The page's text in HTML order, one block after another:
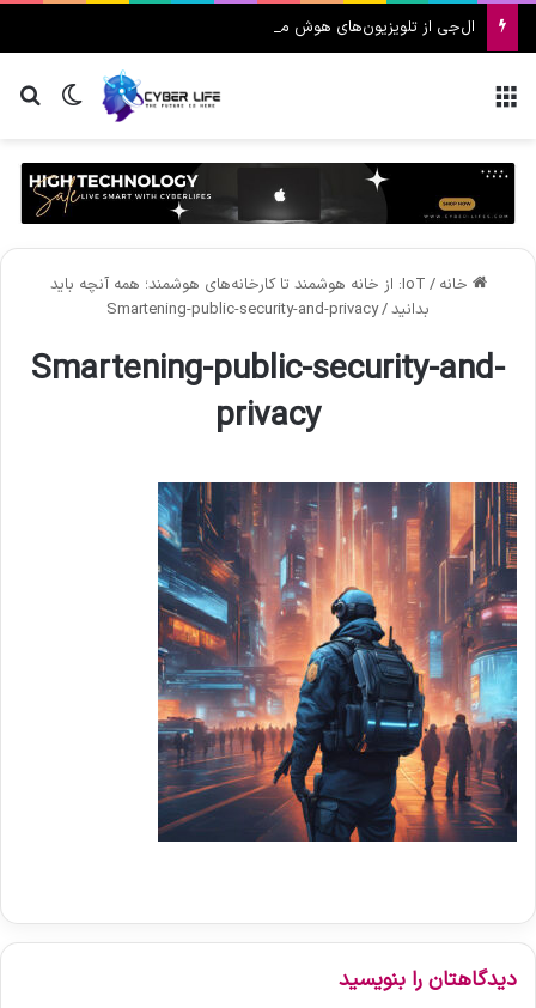
ال‌جی از تلویزیون‌های هوش مصنوعی ۲۰۲۶ رونمایی کرد
تغییر
خانه /
IoT: از خانه هوشمند تا کارخانه‌های هوشمند؛ همه آنچه باید
بدانید/
Smartening-public-security-and-privacy
Smartening-public-security-and-
privacy
دیدگاهتان را بنویسید